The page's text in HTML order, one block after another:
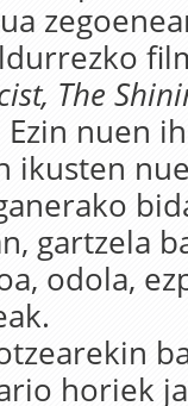
The
Ezin nuen
ikusten
gartzela
odola,
horiek